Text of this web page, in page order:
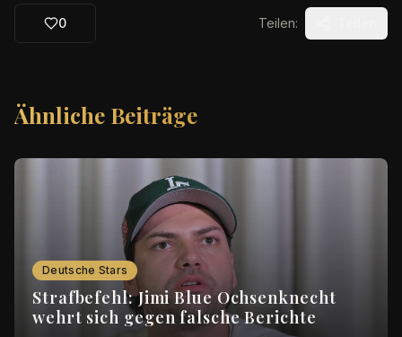
0 Teilen:
Ähnliche Beiträge
Deutsche Stars
Strafbefehl: Jimi Blue Ochsenknecht
wehrt sich gegen falsche Berichte